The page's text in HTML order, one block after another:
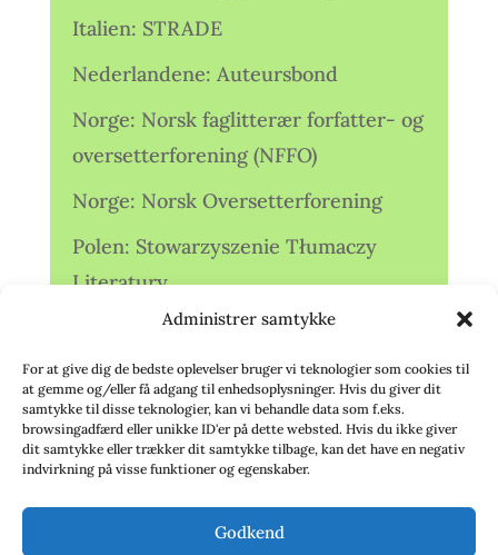
Administrer samtykke
For at give dig de bedste oplevelser bruger vi teknologier som cookies til
at gemme og/eller få adgang til enhedsoplysninger. Hvis du giver dit
samtykke til disse teknologier, kan vi behandle data som f.eks.
browsingadfærd eller unikke ID'er på dette websted. Hvis du ikke giver
dit samtykke eller trækker dit samtykke tilbage, kan det have en negativ
indvirkning på visse funktioner og egenskaber.
Godkend
Italien: STRADE
Nederlandene: Auteursbond
Norge: Norsk faglitterær forfatter- og
oversetterforening (NFFO)
Norge: Norsk Oversetterforening
Polen: Stowarzyszenie Tłumaczy
Literatury
Storbritannien: Translators
Association (TA)
Sverige: Översättarsektionen (Ö.)
Sverige: Översättarcentrum (ÖC)
deutschsprachiger Übersetzer (VdÜ)